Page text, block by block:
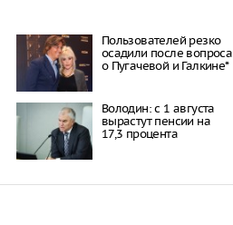
Пользователей резко
осадили после вопроса
о Пугачевой и Галкине*
Володин: с 1 августа
вырастут пенсии на
17,3 процента